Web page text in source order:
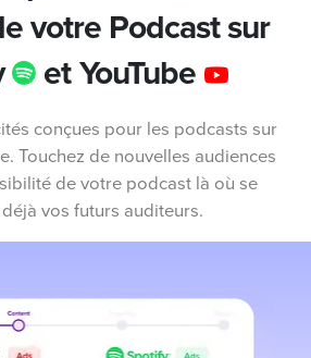
votre Podcast sur
et YouTube
conçues pour les podcasts sur
Touchez de nouvelles audiences
de votre podcast là où se
vos futurs auditeurs.